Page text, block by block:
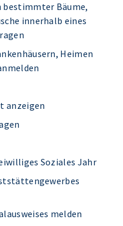
bestimmter Bäume,
innerhalb eines
Heimen
anzeigen
Soziales Jahr
melden